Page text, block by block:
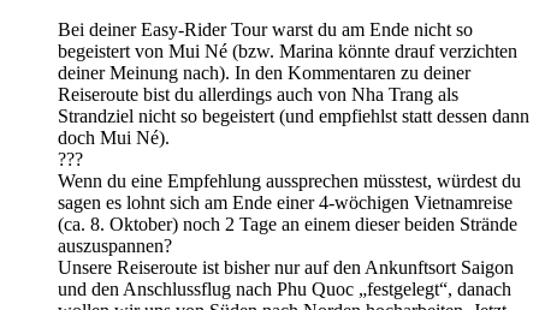
Bei deiner Easy-Rider Tour warst du am Ende nicht so
begeistert von Mui Né (bzw. Marina könnte drauf verzichten
deiner Meinung nach). In den Kommentaren zu deiner
Reiseroute bist du allerdings auch von Nha Trang als
Strandziel nicht so begeistert (und empfiehlst statt dessen dann
doch Mui Né).
???
Wenn du eine Empfehlung aussprechen müsstest, würdest du
sagen es lohnt sich am Ende einer 4-wöchigen Vietnamreise
(ca. 8. Oktober) noch 2 Tage an einem dieser beiden Strände
auszuspannen?
Unsere Reiseroute ist bisher nur auf den Ankunftsort Saigon
und den Anschlussflug nach Phu Quoc „festgelegt“, danach